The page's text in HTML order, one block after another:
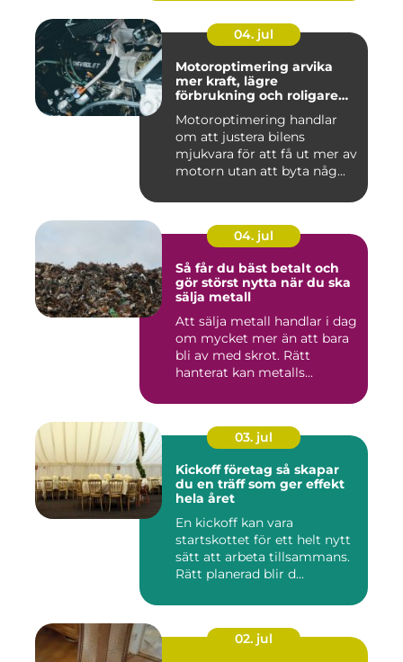
04. jul
Motoroptimering arvika
mer kraft, lägre
förbrukning och roligare
Motoroptimering handlar
om att justera bilens
mjukvara för att få ut mer av
motorn utan att byta någ...
04. jul
Så får du bäst betalt och
gör störst nytta när du ska
sälja metall
Att sälja metall handlar i dag
om mycket mer än att bara
bli av med skrot. Rätt
hanterat kan metalls...
03. jul
Kickoff företag så skapar
du en träff som ger effekt
hela året
En kickoff kan vara
startskottet för ett helt nytt
sätt att arbeta tillsammans.
Rätt planerad blir d...
02. jul